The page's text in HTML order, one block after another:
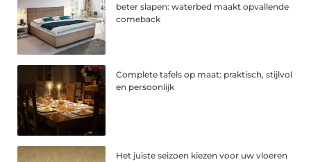
beter slapen: waterbed maakt opvallende
comeback
Complete tafels op maat: praktisch, stijlvol
en persoonlijk
Het juiste seizoen kiezen voor uw vloeren